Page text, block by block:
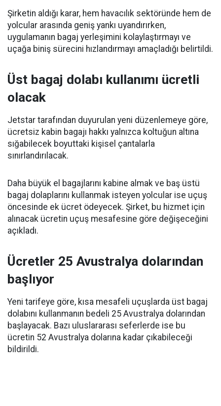
Şirketin aldığı karar, hem havacılık sektöründe hem de
yolcular arasında geniş yankı uyandırırken,
uygulamanın bagaj yerleşimini kolaylaştırmayı ve
uçağa biniş sürecini hızlandırmayı amaçladığı belirtildi.
Üst bagaj dolabı kullanımı ücretli
olacak
Jetstar tarafından duyurulan yeni düzenlemeye göre,
ücretsiz kabin bagajı hakkı yalnızca koltuğun altına
sığabilecek boyuttaki kişisel çantalarla
sınırlandırılacak.
Daha büyük el bagajlarını kabine almak ve baş üstü
bagaj dolaplarını kullanmak isteyen yolcular ise uçuş
öncesinde ek ücret ödeyecek. Şirket, bu hizmet için
alınacak ücretin uçuş mesafesine göre değişeceğini
açıkladı.
Ücretler 25 Avustralya dolarından
başlıyor
Yeni tarifeye göre, kısa mesafeli uçuşlarda üst bagaj
dolabını kullanmanın bedeli 25 Avustralya dolarından
başlayacak. Bazı uluslararası seferlerde ise bu
ücretin 52 Avustralya dolarına kadar çıkabileceği
bildirildi.